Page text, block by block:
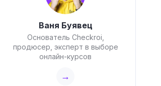
Ваня Буявец
Основатель Checkroi,
продюсер, эксперт в выборе
онлайн-курсов
→